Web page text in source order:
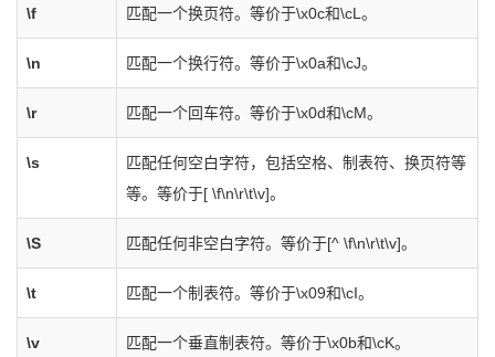
\f 匹配一个换页符。等价于\x0c和\cL。
\n 匹配一个换行符。等价于\x0a和\cJ。
\r 匹配一个回车符。等价于\x0d和\cM。
\s
匹配任何空白字符，包括空格、制表符、换页符等
等。等价于[ \f\n\r\t\v]。
\S 匹配任何非空白字符。等价于[^ \f\n\r\t\v]。
\t 匹配一个制表符。等价于\x09和\cI。
\v 匹配一个垂直制表符。等价于\x0b和\cK。